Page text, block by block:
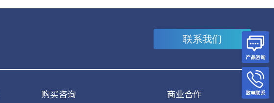
产品咨询
致电联系
联系我们
购买咨询 商业合作